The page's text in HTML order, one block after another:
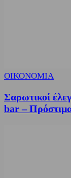
ΟΙΚΟΝΟΜΙΑ
Σαρωτικοί
bar –